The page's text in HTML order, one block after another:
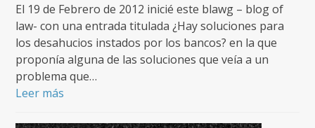
El 19 de Febrero de 2012 inicié este blawg – blog of
law- con una entrada titulada ¿Hay soluciones para
los desahucios instados por los bancos? en la que
proponía alguna de las soluciones que veía a un
problema que…
Leer más